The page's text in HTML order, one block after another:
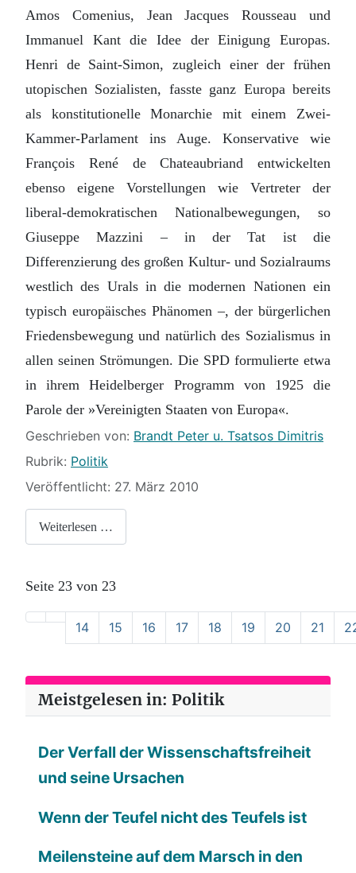
Amos Co­menius, Jean Jacques Rousseau und
Immanuel Kant die Idee der Einigung Europas.
Henri de Saint-Simon, zugleich einer der frühen
utopischen Sozialisten, fasste ganz Europa bereits
als konstitutionelle Monarchie mit einem Zwei-
Kammer-Parlament ins Auge. Konservative wie
François René de Chateaubriand entwickelten
ebenso eigene Vorstellungen wie Vertreter der
liberal-demokratischen Nationalbewegun­gen, so
Giuseppe Mazzini – in der Tat ist die
Differenzierung des großen Kultur- und Sozialraums
westlich des Urals in die modernen Nationen ein
typisch europäi­sches Phänomen –, der bürgerlichen
Friedensbewegung und natürlich des Sozialis­mus in
allen seinen Strömungen. Die SPD formulierte etwa
in ihrem Heidelberger Programm von 1925 die
Parole der »Vereinigten Staaten von Europa«.
Details
Geschrieben von: Brandt Peter u. Tsatsos Dimitris
Rubrik: Politik
Veröffentlicht: 27. März 2010
Weiterlesen …
Seite 23 von 23
14 15 16 17 18 19 20 21
Meistgelesen in: Politik
Der Verfall der Wissenschaftsfreiheit
und seine Ursachen
Wenn der Teufel nicht des Teufels ist
Meilensteine auf dem Marsch in den